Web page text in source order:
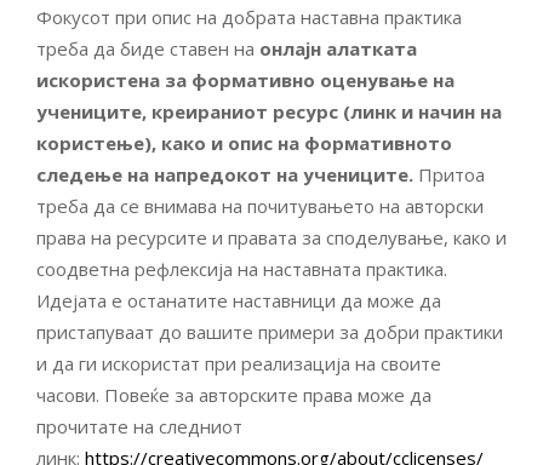
Фокусот при опис на добрата наставна практика
треба да биде ставен нa онлајн алатката
искористена за формативно оценување на
учениците, креираниот ресурс (линк и начин на
користење), како и опис на формативното
следење на напредокот на учениците. Притоа
треба да се внимава на почитувањето на авторски
права на ресурсите и правата за споделување, како и
соодветна рефлексија на наставната практика.
Идејата е останатите наставници да може да
пристапуваат до вашите примери за добри практики
и да ги искористат при реализација на своите
часови. Повеќе за авторските права може да
прочитате на следниот
линк: https://creativecommons.org/about/cclicenses/